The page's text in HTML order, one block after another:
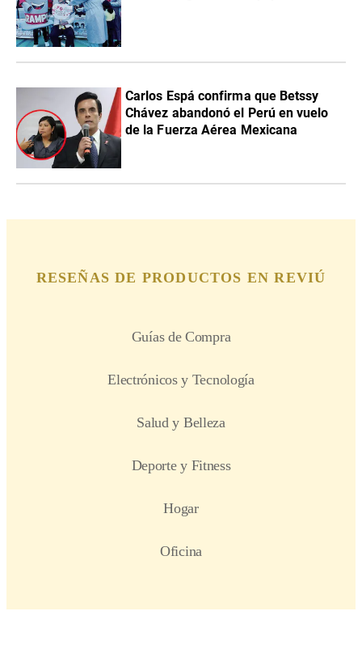
Carlos Espá confirma que Betssy
Chávez abandonó el Perú en vuelo
de la Fuerza Aérea Mexicana